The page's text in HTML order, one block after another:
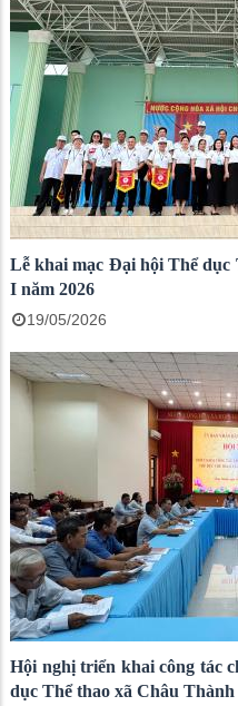
Lễ khai mạc Đại hội Thể
I năm 2026
19/05/2026
Hội nghị triển khai công tác
dục Thể thao xã Châu